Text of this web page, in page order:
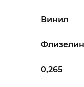
0,265
Флизелин
Винил